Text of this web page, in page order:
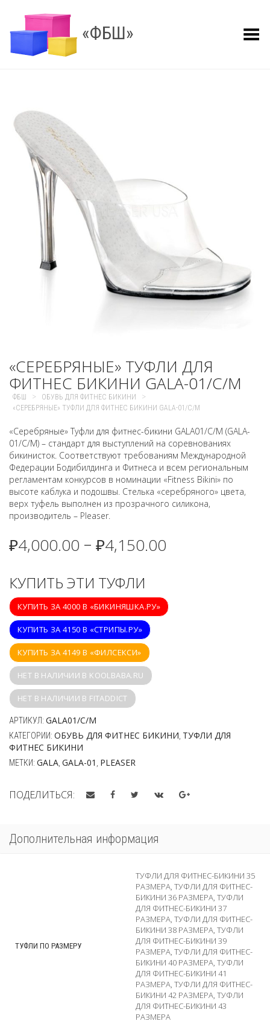
«ФБШ» Показать меню
«СЕРЕБРЯНЫЕ» ТУФЛИ ДЛЯ
ФИТНЕС БИКИНИ GALA-01/C/M
ФБШ > ОБУВЬ ДЛЯ ФИТНЕС БИКИНИ >
«СЕРЕБРЯНЫЕ» ТУФЛИ ДЛЯ ФИТНЕС БИКИНИ GALA-01/C/M
«Серебряные» Туфли для фитнес-бикини GALA01/C/M (GALA-
01/C/M) – стандарт для выступлений на соревнованиях
бикинисток. Соответствуют требованиям Международной
Федерации Бодибилдинга и Фитнеса и всем региональным
регламентам конкурсов в номинации «Fitness Bikini» по
высоте каблука и подошвы. Стелька «серебряного» цвета,
верх туфель выполнен из прозрачного силикона,
производитель – Pleaser.
₽4,000.00 – ₽4,150.00
КУПИТЬ ЭТИ ТУФЛИ
КУПИТЬ ЗА 4000 В «БИКИНЯШКА.РУ»
КУПИТЬ ЗА 4150 В «СТРИПЫ.РУ»
КУПИТЬ ЗА 4149 В «ФИЛСЕКСИ»
НЕТ В НАЛИЧИИ В KOOLBABA.RU
НЕТ В НАЛИЧИИ В FITADDICT
АРТИКУЛ: GALA01/C/M
КАТЕГОРИИ: ОБУВЬ ДЛЯ ФИТНЕС БИКИНИ ТУФЛИ ДЛЯ
ФИТНЕС БИКИНИ
МЕТКИ: GALA GALA-01 PLEASER
ПОДЕЛИТЬСЯ:
Дополнительная информация
ТУФЛИ ПО РАЗМЕРУ
ТУФЛИ ДЛЯ ФИТНЕС-БИКИНИ 35
РАЗМЕРА, ТУФЛИ ДЛЯ ФИТНЕС-
БИКИНИ 36 РАЗМЕРА, ТУФЛИ
ДЛЯ ФИТНЕС-БИКИНИ 37
РАЗМЕРА, ТУФЛИ ДЛЯ ФИТНЕС-
БИКИНИ 38 РАЗМЕРА, ТУФЛИ
ДЛЯ ФИТНЕС-БИКИНИ 39
РАЗМЕРА, ТУФЛИ ДЛЯ ФИТНЕС-
БИКИНИ 40 РАЗМЕРА, ТУФЛИ
ДЛЯ ФИТНЕС-БИКИНИ 41
РАЗМЕРА, ТУФЛИ ДЛЯ ФИТНЕС-
БИКИНИ 42 РАЗМЕРА, ТУФЛИ
ДЛЯ ФИТНЕС-БИКИНИ 43
РАЗМЕРА